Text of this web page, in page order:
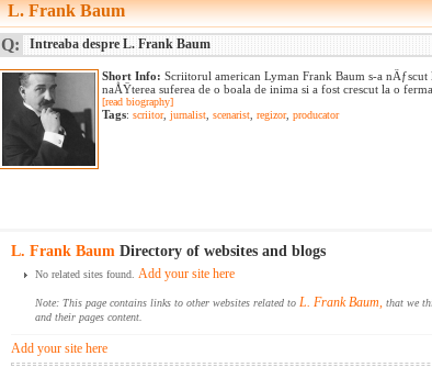
L. Frank Baum
Q: Intreaba despre L. Frank Baum
Short Info: Scriitorul american Lyman Frank Baum s-a
naÅŸterea suferea de o boala de inima si a fost crescut la o
[read biography]
Tags: scriitor, jurnalist scenarist regizor, producator
L. Frank Baum Directory of websites and blogs
No related sites found. Add your site here
Note: This page contains links to other websites related to L. Frank Baum, that we
and their pages content.
Add your site here